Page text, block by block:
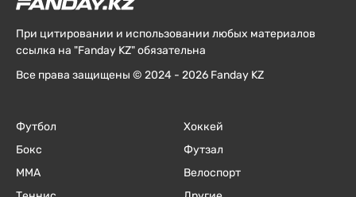
При цитировании и использовании любых материалов
ссылка на "Fanday KZ" обязательна
Все права защищены © 2024 - 2026 Fanday KZ
Футбол
Бокс
ММА
Хоккей
Футзал
Велоспорт